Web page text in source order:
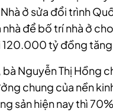
ở sửa đổi trình
để bố trí nhà ở
tỷ đồng tăng
Nguyễn Thị Hồng
chung của nền
sản hiện nay thì